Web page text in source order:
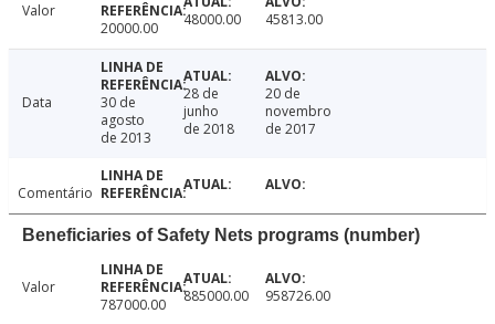
Valor
20000.00
48000.00 45813.00
Data
30 de
agosto
de 2013
28 de
junho
de 2018
20 de
novembro
de 2017
Comentário
Beneficiaries of Safety Nets programs (number)
Valor
787000.00
885000.00 958726.00